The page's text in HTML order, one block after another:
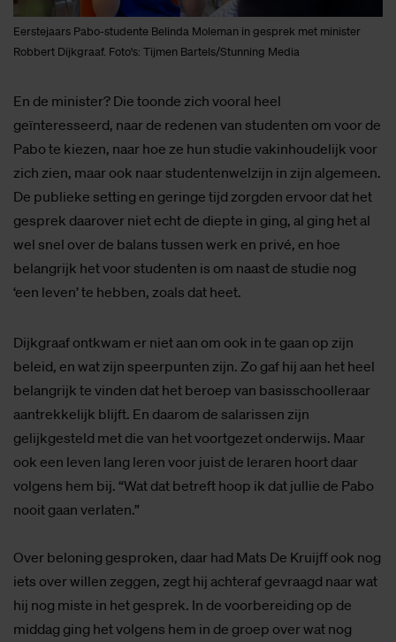
Eerstejaars Pabo-studente Belinda Moleman in gesprek met minister
Robbert Dijkgraaf. Foto's: Tijmen Bartels/Stunning Media
En de minister? Die toonde zich vooral heel
geïnteresseerd, naar de redenen van studenten om voor de
Pabo te kiezen, naar hoe ze hun studie vakinhoudelijk voor
zich zien, maar ook naar studentenwelzijn in zijn algemeen.
De publieke setting en geringe tijd zorgden ervoor dat het
gesprek daarover niet echt de diepte in ging, al ging het al
wel snel over de balans tussen werk en privé, en hoe
belangrijk het voor studenten is om naast de studie nog
‘een leven’ te hebben, zoals dat heet.
Dijkgraaf ontkwam er niet aan om ook in te gaan op zijn
beleid, en wat zijn speerpunten zijn. Zo gaf hij aan het heel
belangrijk te vinden dat het beroep van basisschoolleraar
aantrekkelijk blijft. En daarom de salarissen zijn
gelijkgesteld met die van het voortgezet onderwijs. Maar
ook een leven lang leren voor juist de leraren hoort daar
volgens hem bij. “Wat dat betreft hoop ik dat jullie de Pabo
nooit gaan verlaten.”
Over beloning gesproken, daar had Mats De Kruijff ook nog
iets over willen zeggen, zegt hij achteraf gevraagd naar wat
hij nog miste in het gesprek. In de voorbereiding op de
middag ging het volgens hem in de groep over wat nog